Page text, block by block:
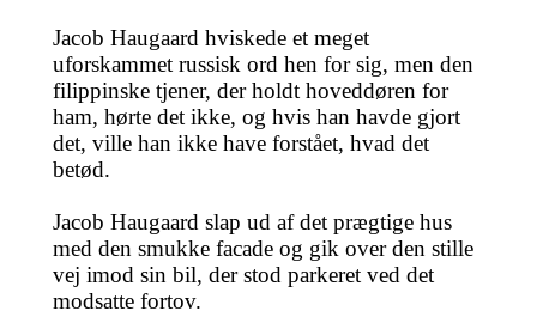
Jacob Haugaard hviskede et meget
uforskammet russisk ord hen for sig, men den
filippinske tjener, der holdt hoveddøren for
ham, hørte det ikke, og hvis han havde gjort
det, ville han ikke have forstået, hvad det
betød.
Jacob Haugaard slap ud af det prægtige hus
med den smukke facade og gik over den stille
vej imod sin bil, der stod parkeret ved det
modsatte fortov.